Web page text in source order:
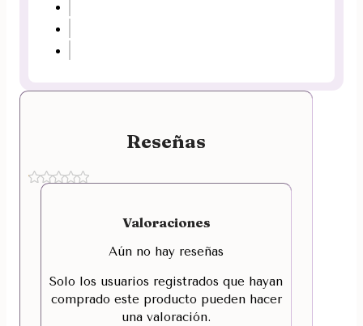
Reseñas
Valoraciones
Aún no hay reseñas
Solo los usuarios registrados que hayan
comprado este producto pueden hacer
una valoración.